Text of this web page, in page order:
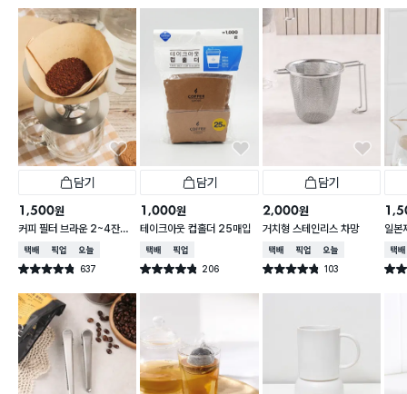
담기
1,500원
커피 필터 브라운 2~4잔용
100매
택배배송매장픽업오늘배송
별점 4.8점 637
건 작성
담기
1,000원
테이크아웃 컵홀더 25매입
택배배송매장픽업
별점 4.8점 206
건 작성
담기
2,000원
거치형 스테인리스 차망
택배배송매장픽업오늘배송
별점 4.8점 103
건 작성
일본
택배
별점